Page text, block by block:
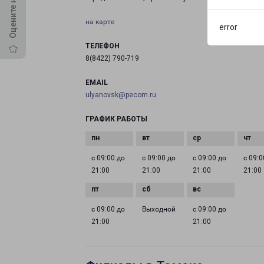
error
на карте
ТЕЛЕФОН
8(8422) 790-719
EMAIL
ulyanovsk@pecom.ru
ГРАФИК РАБОТЫ
с 09:00 до
21:00
с 09:00 до
21:00
с 09:00 до
21:00
с
21:00
с 09:00 до
21:00
Выходной
с 09:00 до
21:00